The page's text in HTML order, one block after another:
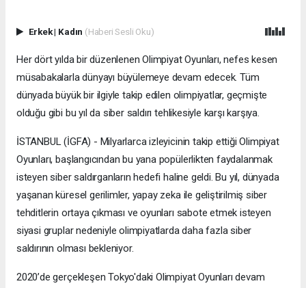
Erkek| Kadın (Haberi Sesli Oku)
Her dört yılda bir düzenlenen Olimpiyat Oyunları, nefes kesen
müsabakalarla dünyayı büyülemeye devam edecek. Tüm
dünyada büyük bir ilgiyle takip edilen olimpiyatlar, geçmişte
olduğu gibi bu yıl da siber saldırı tehlikesiyle karşı karşıya.
İSTANBUL (İGFA) - Milyarlarca izleyicinin takip ettiği Olimpiyat
Oyunları, başlangıcından bu yana popülerlikten faydalanmak
isteyen siber saldırganların hedefi haline geldi. Bu yıl, dünyada
yaşanan küresel gerilimler, yapay zeka ile geliştirilmiş siber
tehditlerin ortaya çıkması ve oyunları sabote etmek isteyen
siyasi gruplar nedeniyle olimpiyatlarda daha fazla siber
saldırının olması bekleniyor.
2020’de gerçekleşen Tokyo'daki Olimpiyat Oyunları devam